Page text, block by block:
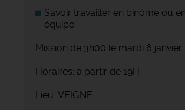
Savoir travailler en binôme ou
équipe.
Mission de 3h00 le mardi 6 janvier
Horaires: a partir de 19H
Lieu: VEIGNE